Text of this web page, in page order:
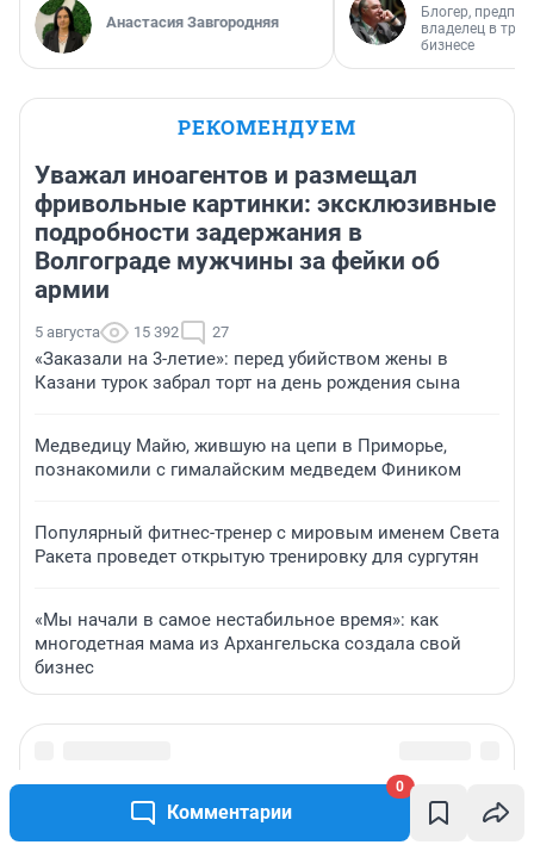
Комментарии
0
Анастасия Завгородняя
Блогер,
владелец в
бизнесе
РЕКОМЕНДУЕМ
Уважал иноагентов и размещал
фривольные картинки: эксклюзивные
подробности задержания в
Волгограде мужчины за фейки об
армии
5 августа 15 392 27
«Заказали на 3-летие»: перед убийством жены в
Казани турок забрал торт на день рождения сына
Медведицу Майю, жившую на цепи в Приморье,
познакомили с гималайским медведем Фиником
Популярный фитнес-тренер с мировым именем Света
Ракета проведет открытую тренировку для сургутян
«Мы начали в самое нестабильное время»: как
многодетная мама из Архангельска создала свой
бизнес